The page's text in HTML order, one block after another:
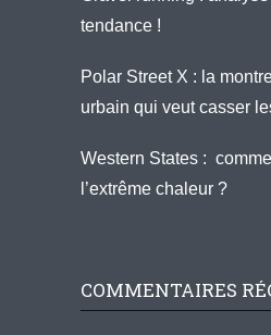
tendance !
Polar Street X : la
urbain qui veut casser
Western States :
l’extrême chaleur ?
COMMENTAIRES